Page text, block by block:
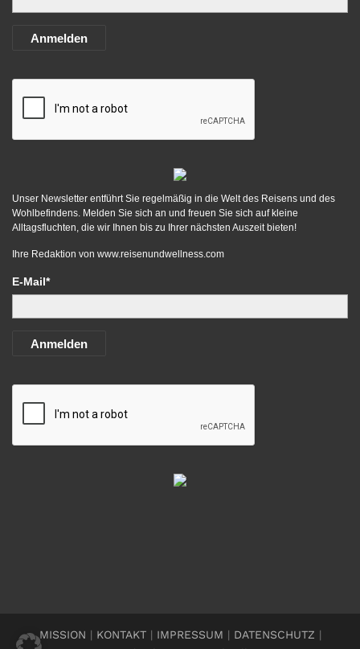
Anmelden
Unser Newsletter entführt Sie regelmäßig in die Welt des Reisens und des
Wohlbefindens. Melden Sie sich an und freuen Sie sich auf kleine
Alltagsfluchten, die wir Ihnen bis zu Ihrer nächsten Auszeit bieten!
Ihre Redaktion von www.reisenundwellness.com
E-Mail*
Anmelden
MISSION | KONTAKT| IMPRESSUM | DATENSCHUTZ |